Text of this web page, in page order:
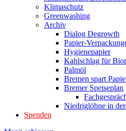
Klimaschutz
Greenwashing
Archiv
Dialog Degrowth
Papier-
Hygienepapier
Kahlschlag für
Palmöl
Bremen spart
Bremer Speiseplan
Niedriglöhne in
Spenden